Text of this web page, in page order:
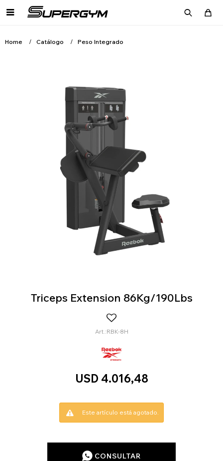

Home Catálogo Peso Integrado
Triceps Extension 86Kg/190Lbs
RBK-8H
USD 4.016,48
Este artículo está agotado.
CONSULTAR